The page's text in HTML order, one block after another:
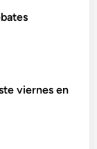
viernes en